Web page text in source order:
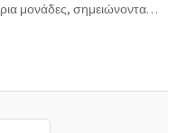
μονάδες, σημειώνοντας